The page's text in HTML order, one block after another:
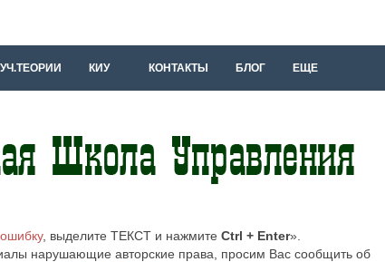
КИУ КОНТАКТЫ БЛОГ ЕЩЕ
, выделите ТЕКСТ и нажмите Ctrl + Enter».
нарушающие авторские права, просим Вас сообщить об